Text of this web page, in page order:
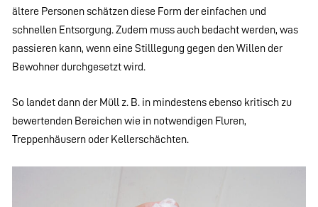
ältere Personen schätzen diese Form der einfachen und
schnellen Entsorgung. Zudem muss auch bedacht werden, was
passieren kann, wenn eine Stilllegung gegen den Willen der
Bewohner durchgesetzt wird.
So landet dann der Müll z. B. in mindestens ebenso kritisch zu
bewertenden Bereichen wie in notwendigen Fluren,
Treppenhäusern oder Kellerschächten.